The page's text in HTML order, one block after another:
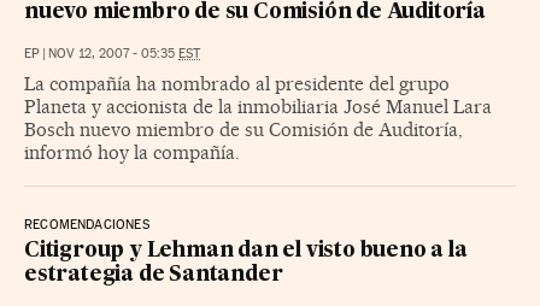
nuevo miembro de su Comisión de Auditoría
EP | NOV 12, 2007 - 05:35 EST
La compañía ha nombrado al presidente del grupo
Planeta y accionista de la inmobiliaria José Manuel Lara
Bosch nuevo miembro de su Comisión de Auditoría,
informó hoy la compañía.
RECOMENDACIONES
Citigroup y Lehman dan el visto bueno a la
estrategia de Santander